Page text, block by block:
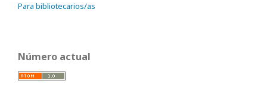
Para bibliotecarios/as
Número actual